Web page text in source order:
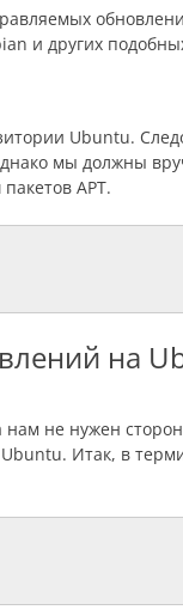
и других
Ubuntu.
мы должны
APT.
на
нам не нужен
Итак, в